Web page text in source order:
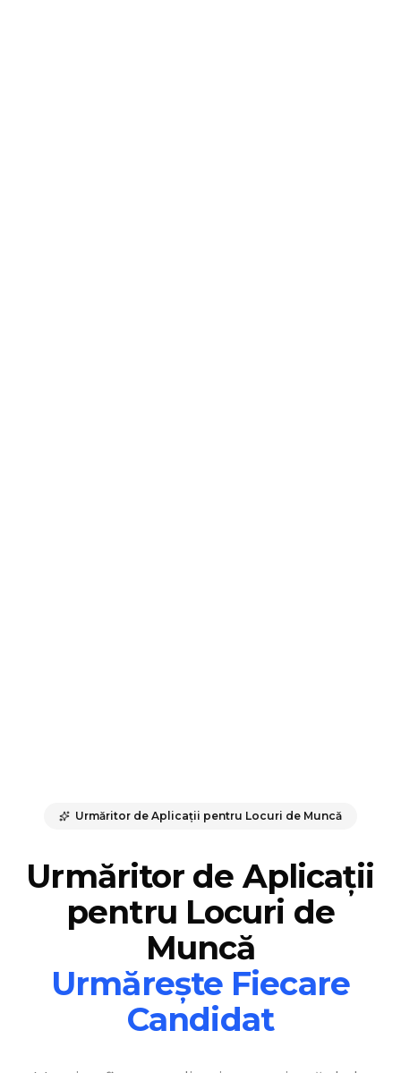
Urmăritor de Aplicații pentru Locuri de Muncă
Urmăritor de Aplicații
pentru Locuri de
Muncă
Urmărește Fiecare
Candidat